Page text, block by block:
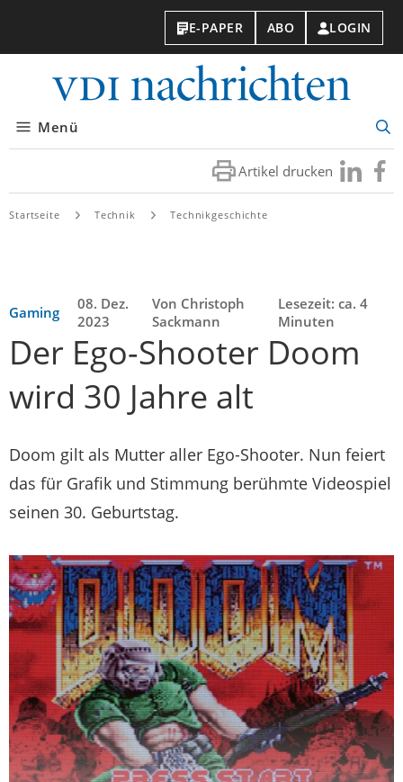
E-PAPER ABO LOGIN
Menü
Artikel drucken Besuchen
Sie
Sie
Startseite Technik Technikgeschichte
Gaming
08. Dez.
2023
Von Christoph
Sackmann
Lesezeit: ca. 4
Minuten
Der Ego-Shooter Doom
wird 30 Jahre alt
Doom gilt als Mutter aller Ego-Shooter. Nun feiert
das für Grafik und Stimmung berühmte Videospiel
seinen 30. Geburtstag.